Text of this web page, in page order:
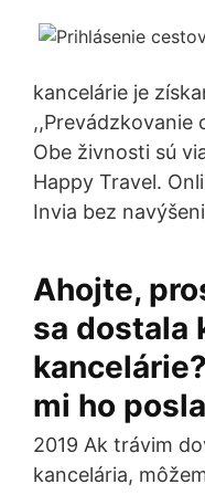
kancelárie je
,,Prevádzkovanie
Obe živnosti sú
Happy Travel.
Invia bez
Ahojte,
sa dostala
mi ho
2019 Ak trávim
kancelária,